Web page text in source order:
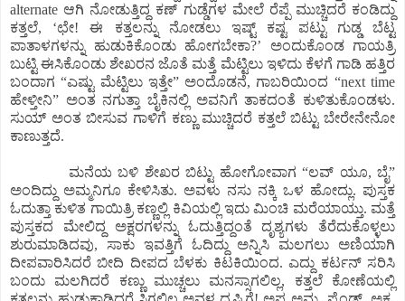
alternate ಆಗಿ ನೋಡುತ್ತಿದ್ದ ಕಣ್ ಗುಡ್ಡೆಗಳ ಮೇಲೆ ರೆಪ್ಪೆ ಮುಚ್ಚಿದರೆ ಕಂಡಿದ್ದು
ಕತ್ತಲೆ, ‘ಛೇ! ಈ ಕತ್ತಲನ್ನು ನೋಡಲು ಇಷ್ಟ್ ಕಷ್ಟ ಪಟ್ಟು ಗುಡ್ಡ ಬೆಟ್ಟ
ಪಾತಾಳಗಳನ್ನು ಹುಡುಕಿಕೊಂಡು ಹೋಗಬೇಕಾ?’ ಅಂದುಕೊಂಡ ಗಾಯತ್ರಿ
ಬುಟ್ಟಿ ಈಸಿಕೊಂಡು ಶೇಖರನ ಜೊತೆ ಮತ್ತೆ ಮೆಟ್ಟಿಲು ಇಳಿದು ಕೆಳಗೆ ಗಾಡಿ ಹತ್ತಿರ
ಬಂದಾಗ “ಎಷ್ಟು ಮೆಟ್ಟಿಲು ಇತ್ತೇ” ಅಂದೊಡನೆ, ಗಾಬರಿಯಿಂದ “next time
ಹೇಳ್ತೀನಿ” ಅಂತ ನಗುತ್ತಾ ಬೈಕಿನಲ್ಲಿ ಅವನಿಗೆ ತಾಕದಂತೆ ಕುಳಿತುಕೊಂಡಳು.
ಸುಯ್ ಅಂತ ಬೀಸುವ ಗಾಳಿಗೆ ಕಣ್ಣು ಮುಚ್ಚಿದರೆ ಕತ್ತಲೆ ಬಿಟ್ಟು ಬೇರೇನೇನೋ
ಕಾಣುತ್ತದೆ.
ಮನೆಯ ಬಳಿ ಶೇಖರ ಬಿಟ್ಟು ಹೋಗೋವಾಗ “ಲವ್ ಯೂ, ಬೈ”
ಅಂದಿದ್ದು ಅಮ್ಮನಿಗೂ ಕೇಳಿಸಿತು. ಅವಳು ನಸು ನಕ್ಕಿ ಒಳ ಹೋದ್ಲು. ಪುಸ್ತಕ
ಓದುತ್ತಾ ಕುಳಿತ ಗಾಯಿತ್ರಿ ಕಣ್ಣಲ್ಲಿ ಕಿವಿಯಲ್ಲಿ ಇದು ಮಿಂಚಿ ಮರೆಯಾಯ್ತು. ಮತ್ತೆ
ಪುಸ್ತಕದ ಮೇಲಿದ್ದ ಅಕ್ಷರಗಳನ್ನು ಓದುತ್ತಿದ್ದಂತೆ ದೃಶ್ಯಗಳು ತೆರೆದುಕೊಳ್ಳಲು
ಶುರುಮಾಡಿದವು, ಸಾಕು ಇವತ್ತಿಗೆ ಓದಿದ್ದು ಅನ್ನಿಸಿ ಮಲಗಲು ಅಣಿಯಾಗಿ
ದೀಪವಾರಿಸಿದರೆ ಬೀದಿ ದೀಪದ ಬೆಳಕು ಕಿಟಕಿಯಿಂದ. ಎದ್ದು ಕರ್ಟನ್ ಸರಿಸಿ
ಬಂದು ಮಲಗಿದರೆ ಕಣ್ಣು ಮುಚ್ಚಲು ಮನಸ್ಸಾಗಲಿಲ್ಲ, ಕತ್ತಲೆ ಕೋಣೆಯಲ್ಲಿ